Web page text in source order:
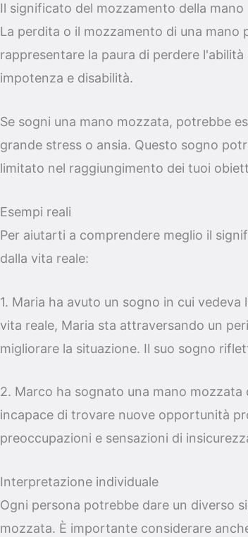
Il significato del mozzamento della mano
La perdita o il mozzamento di una mano
rappresentare la paura di perdere
impotenza e disabilità.
Se sogni una mano mozzata, potrebbe
grande stress o ansia. Questo sogno
limitato nel raggiungimento dei tuoi
Esempi reali
Per aiutarti a comprendere meglio il
dalla vita reale:
1. Maria ha avuto un sogno in cui
vita reale, Maria sta attraversando un
migliorare la situazione. Il suo sogno
2. Marco ha sognato una mano
incapace di trovare nuove opportunità
preoccupazioni e sensazioni di
Interpretazione individuale
Ogni persona potrebbe dare un diverso
mozzata. È importante considerare